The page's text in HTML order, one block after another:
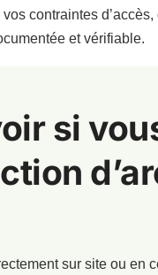
contraintes
et vérifiable.
si
sur site ou en